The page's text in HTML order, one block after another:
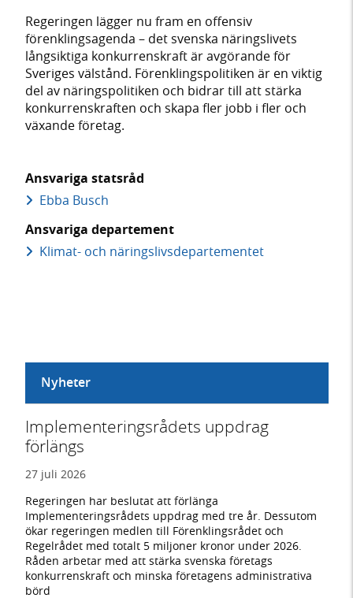
Regeringen lägger nu fram en offensiv
förenklingsagenda – det svenska näringslivets
långsiktiga konkurrenskraft är avgörande för
Sveriges välstånd. Förenklingspolitiken är en viktig
del av näringspolitiken och bidrar till att stärka
konkurrenskraften och skapa fler jobb i fler och
växande företag.
Ansvariga statsråd
Ebba Busch
Ansvariga departement
Klimat- och näringslivs­departementet
Nyheter
Implementeringsrådets uppdrag
förlängs
27 juli 2026
Regeringen har beslutat att förlänga
Implementeringsrådets uppdrag med tre år. Dessutom
ökar regeringen medlen till Förenklingsrådet och
Regelrådet med totalt 5 miljoner kronor under 2026.
Råden arbetar med att stärka svenska företags
konkurrenskraft och minska företagens administrativa
börd